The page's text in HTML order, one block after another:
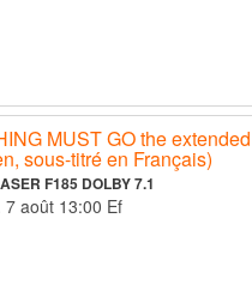
MUST GO the
sous-titré en Français)
F185 DOLBY 7.1
ven. 7 août 13:00 Ef